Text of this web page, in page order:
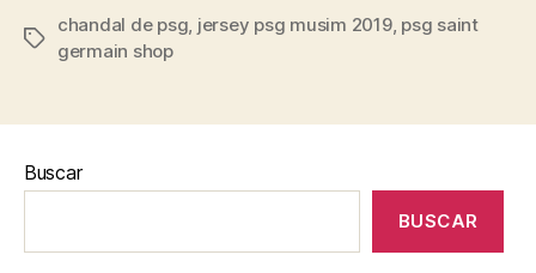
Etiquetas
chandal de psg jersey psg musim 2019, psg saint
germain shop
Buscar
BUSCAR